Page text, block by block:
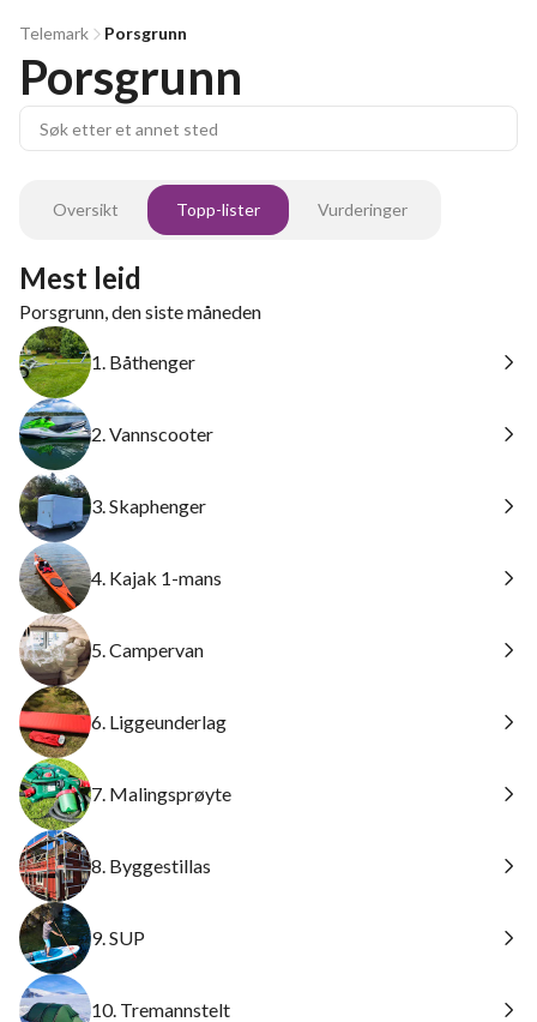
Telemark Porsgrunn
Porsgrunn
Oversikt Topp-lister Vurderinger
Mest leid
Porsgrunn, den siste måneden
1. Båthenger
2. Vannscooter
3. Skaphenger
4. Kajak 1-mans
5. Campervan
6. Liggeunderlag
7. Malingsprøyte
8. Byggestillas
9. SUP
10. Tremannstelt